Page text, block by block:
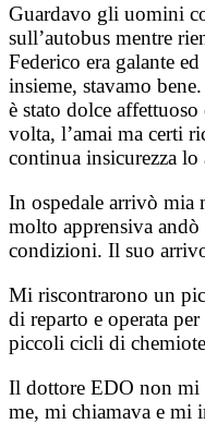
Guardavo gli uomini
sull’autobus mentre
Federico era galante
insieme, stavamo
è stato dolce
volta, l’amai ma certi
continua insicurezza lo
In ospedale arrivò mia
molto apprensiva andò
condizioni. Il suo
Mi riscontrarono un
di reparto e operata
piccoli cicli di
Il dottore EDO non mi
me, mi chiamava e mi